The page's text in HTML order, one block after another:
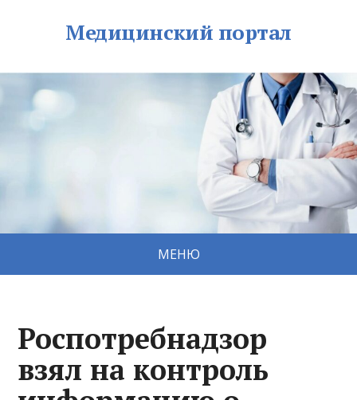
Медицинский портал
МЕНЮ
Роспотребнадзор
взял на контроль